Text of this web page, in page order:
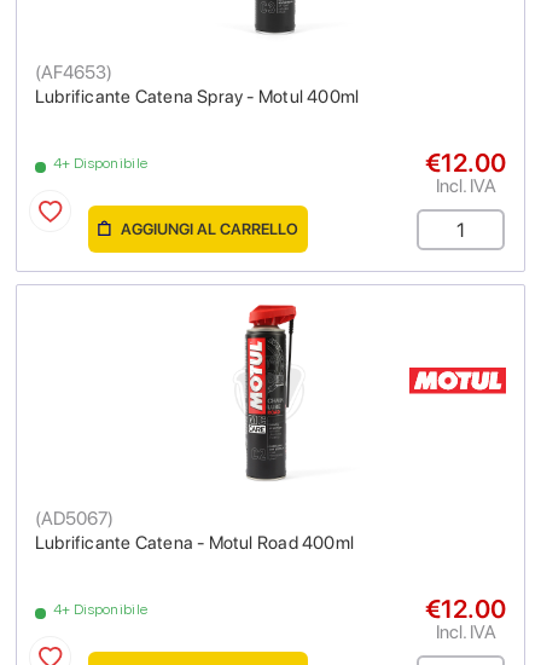
Lubrificante Catena Spray - Motul 400ml
(AF4653)
4+ Disponibile €12.00
Incl. IVA
AGGIUNGI AL CARRELLO
Lubrificante Catena - Motul Road 400ml
(AD5067)
4+ Disponibile €12.00
Incl. IVA